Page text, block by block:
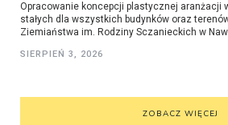
Opracowanie koncepcji plastycznej aranżacji
stałych dla wszystkich budynków oraz
Ziemiaństwa im. Rodziny Sczanieckich w
SIERPIEŃ 3, 2026
ZOBACZ WIĘCEJ